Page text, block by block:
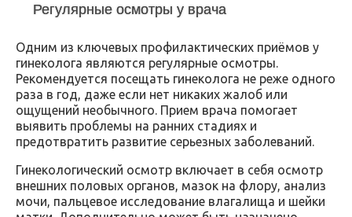
Регулярные осмотры у врача
Одним из ключевых профилактических приёмов у
гинеколога являются регулярные осмотры.
Рекомендуется посещать гинеколога не реже одного
раза в год, даже если нет никаких жалоб или
ощущений необычного. Прием врача помогает
выявить проблемы на ранних стадиях и
предотвратить развитие серьезных заболеваний.
Гинекологический осмотр включает в себя осмотр
внешних половых органов, мазок на флору, анализ
мочи, пальцевое исследование влагалища и шейки